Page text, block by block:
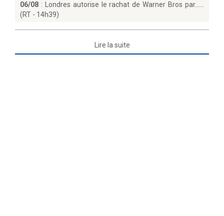
06/08 :
Londres autorise le rachat de Warner Bros par...
(RT - 14h39)
Lire la suite